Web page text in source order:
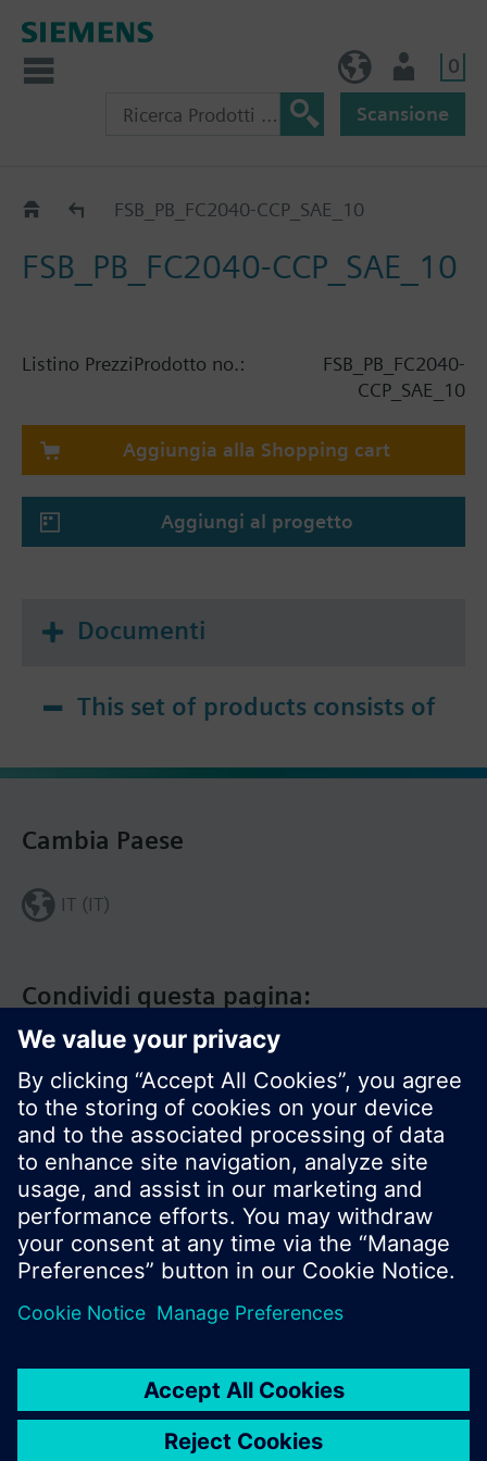
0
Scansione
CatalogoFSB_PB_FC2040-CCP_SAE_10
FSB_PB_FC2040-CCP_SAE_10
Listino PrezziProdotto no.:
FSB_PB_FC2040-
CCP_SAE_10
Aggiungia alla Shopping cart
Aggiungi al progetto
Documenti
This set of products consists of
Condividi questa pagina:
Cambia Paese
IT (IT)
Siemens Italia
I prodotti e i pressi possono variare a seconda del
Informativa sulla privacy
Termini d'utilizzo